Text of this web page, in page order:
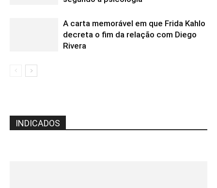
A carta memorável em que Frida Kahlo
decreta o fim da relação com Diego
Rivera
INDICADOS